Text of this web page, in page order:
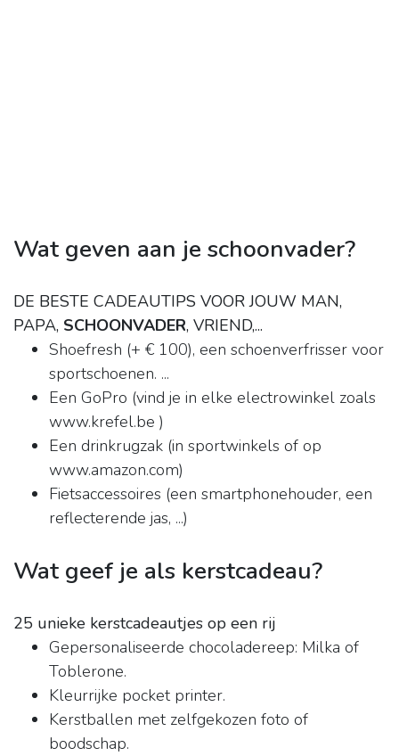
Wat geven aan je schoonvader?
DE BESTE CADEAUTIPS VOOR JOUW MAN,
PAPA, SCHOONVADER, VRIEND,...
Shoefresh (+ € 100), een schoenverfrisser voor
sportschoenen. ...
Een GoPro (vind je in elke electrowinkel zoals
www.krefel.be )
Een drinkrugzak (in sportwinkels of op
www.amazon.com)
Fietsaccessoires (een smartphonehouder, een
reflecterende jas, ...)
Wat geef je als kerstcadeau?
25 unieke kerstcadeautjes op een rij
Gepersonaliseerde chocoladereep: Milka of
Toblerone.
Kleurrijke pocket printer.
Kerstballen met zelfgekozen foto of
boodschap.